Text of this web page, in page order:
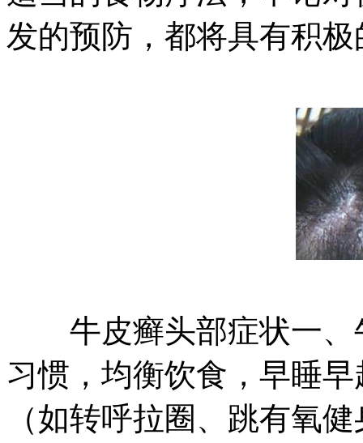
发的预防，都将具有积
牛皮癣头部症状一、
习惯，均衡饮食，早睡
（如转呼拉圈、跳有氧